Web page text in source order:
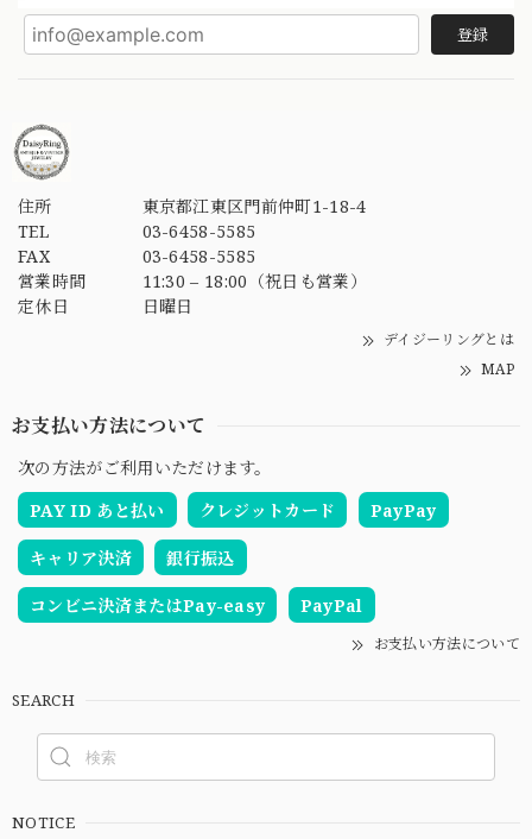
登録
住所
東京都江東区門前仲町1-18-4
TEL
03-6458-5585
FAX
03-6458-5585
営業時間
11:30 – 18:00（祝日も営業）
定休日
日曜日
デイジーリングとは
MAP
お支払い方法について
次の方法がご利用いただけます。
PAY ID あと払い
クレジットカード PayPay
キャリア決済 銀行振込
コンビニ決済またはPay-easy PayPal
お支払い方法について
SEARCH
NOTICE